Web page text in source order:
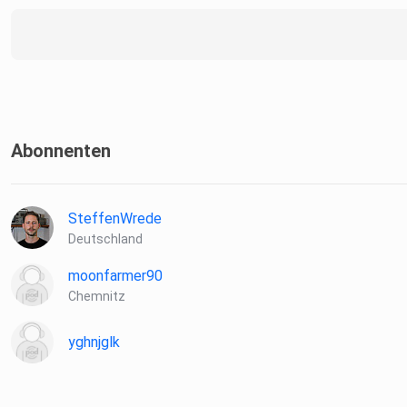
Abonnenten
SteffenWrede
Deutschland
moonfarmer90
Chemnitz
yghnjglk